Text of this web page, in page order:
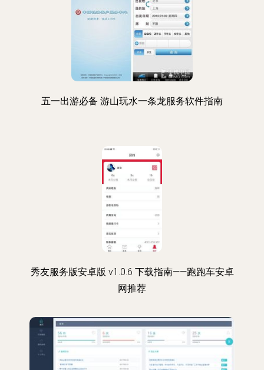
五一出游必备 游山玩水一条龙服务软件指南
秀友服务版安卓版 v1.0.6 下载指南——跑跑车安卓
网推荐